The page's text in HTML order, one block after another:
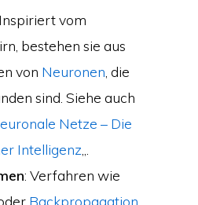
vom
bestehen sie aus
von Neuronen , die
sind. Siehe auch
Netze – Die
Intelligenz
: Verfahren wie
Backpropagation